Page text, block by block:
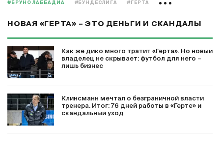
#БРУНО ЛАББАДИА #БУНДЕСЛИГА #ГЕРТА
НОВАЯ «ГЕРТА» – ЭТО ДЕНЬГИ И СКАНДАЛЫ
Как же дико много тратит «Герта». Но новый
владелец не скрывает: футбол для него –
лишь бизнес
Клинсманн мечтал о безграничной власти
тренера. Итог: 76 дней работы в «Герте» и
скандальный уход